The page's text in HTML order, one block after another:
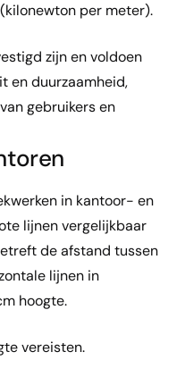
per meter).
zijn en voldoen
en duurzaamheid,
gebruikers en
in kantoor- en
lijnen vergelijkbaar
de afstand tussen
lijnen in
hoogte.
vereisten.